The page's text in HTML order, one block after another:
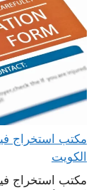
الكويت
مكتب استخراج